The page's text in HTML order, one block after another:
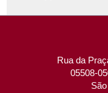
Rua da
05508-